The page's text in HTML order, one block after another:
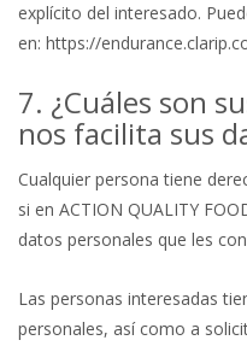
explícito del interesado.
en: https://
7. ¿Cuáles son
nos facilita sus
Cualquier persona tiene
si en ACTION QUALITY
datos personales que les
Las personas interesadas
personales, así como a